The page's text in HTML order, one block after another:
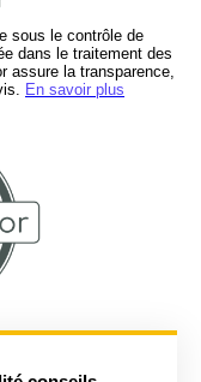
sous le contrôle de
dans le traitement des
assure la transparence,
En savoir plus